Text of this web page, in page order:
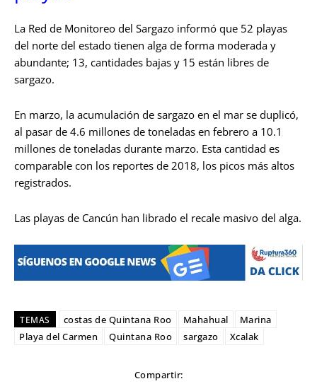
La Red de Monitoreo del Sargazo informó que 52 playas
del norte del estado tienen alga de forma moderada y
abundante; 13, cantidades bajas y 15 están libres de
sargazo.
En marzo, la acumulación de sargazo en el mar se duplicó,
al pasar de 4.6 millones de toneladas en febrero a 10.1
millones de toneladas durante marzo. Esta cantidad es
comparable con los reportes de 2018, los picos más altos
registrados.
Las playas de Cancún han librado el recale masivo del alga.
TEMAS costas de Quintana Roo Mahahual
Marina
Playa del Carmen
Quintana Roo sargazo Xcalak
Compartir: